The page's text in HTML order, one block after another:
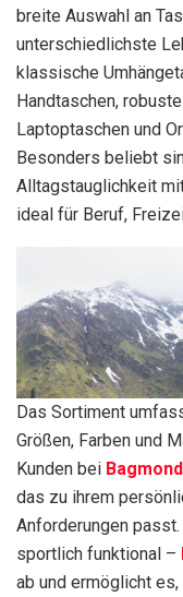
breite Auswahl an
unterschiedlichste
klassische
Handtaschen,
Laptoptaschen und
Besonders beliebt
Alltagstauglichkeit
ideal für Beruf,
Das Sortiment
Größen, Farben und
Kunden bei
das zu ihrem
Anforderungen
sportlich funktional –
ab und ermöglicht